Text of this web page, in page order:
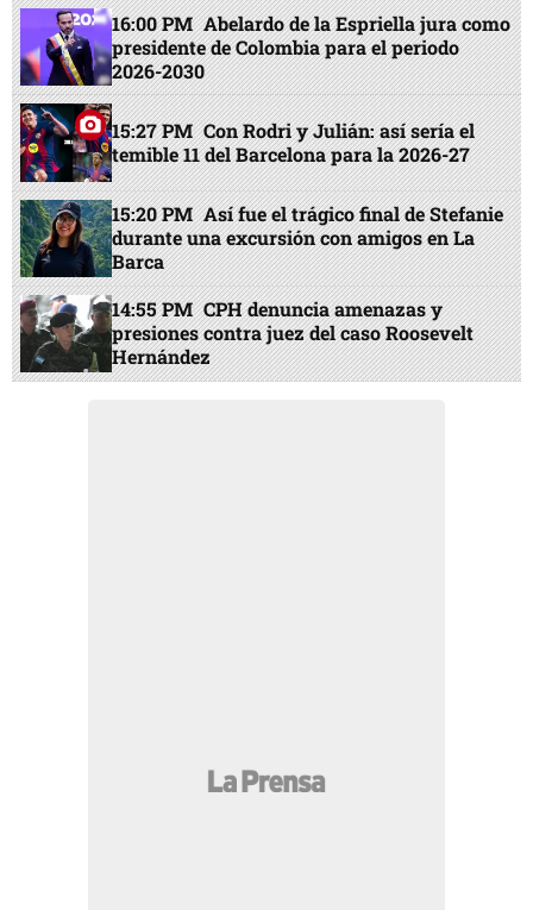
16:00 PM Abelardo de la Espriella jura como
presidente de Colombia para el periodo
2026-2030
15:27 PM Con Rodri y Julián: así sería el
temible 11 del Barcelona para la 2026-27
15:20 PM Así fue el trágico final de Stefanie
durante una excursión con amigos en La
Barca
14:55 PM CPH denuncia amenazas y
presiones contra juez del caso Roosevelt
Hernández